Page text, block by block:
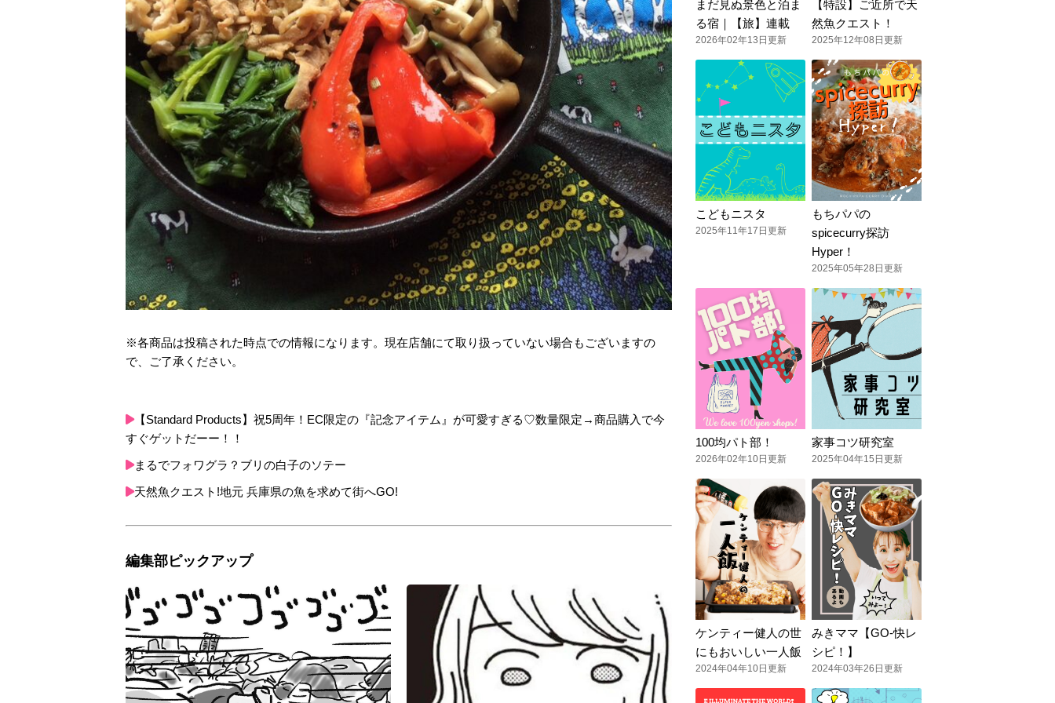
※各商品は投稿された時点での情報になります。現在店舗にて取り扱っていない場合もございますの
で、ご了承ください。
【Standard Products】祝5周年！EC限定の『記念アイテム』が可愛すぎる♡数量限定→商品購入で今
すぐゲットだーー！！
まるでフォワグラ？ブリの白子のソテー
天然魚クエスト!地元 兵庫県の魚を求めて街へGO!
編集部ピックアップ
まだ見ぬ景色と泊ま
る宿｜【旅】連載
2026年02年13日更新
【特設】ご近所で天
然魚クエスト！
2025年12年08日更新
こどもニスタ
2025年11年17日更新
もちパパの
spicecurry探訪
Hyper！
2025年05年28日更新
100均パト部！
2026年02年10日更新
家事コツ研究室
2025年04年15日更新
ケンティー健人の世
にもおいしい一人飯
2024年04年10日更新
みきママ【GO-快レ
シピ！】
2024年03年26日更新